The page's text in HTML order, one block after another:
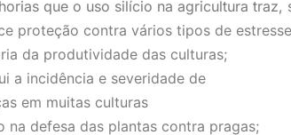
que o uso silício na agricultura traz,
proteção contra vários tipos de
da produtividade das culturas;
a incidência e severidade de
em muitas culturas
na defesa das plantas contra pragas;